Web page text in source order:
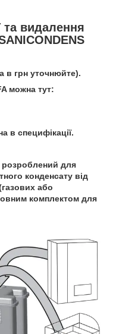
та видалення
в грн уточнюйте).
можна тут:
в специфікації.
для
конденсату від
або
комплектом для